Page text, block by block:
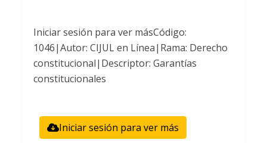
Iniciar sesión para ver másCódigo:
1046|Autor: CIJUL en Línea|Rama: Derecho
constitucional|Descriptor: Garantías
constitucionales
Iniciar sesión para ver más